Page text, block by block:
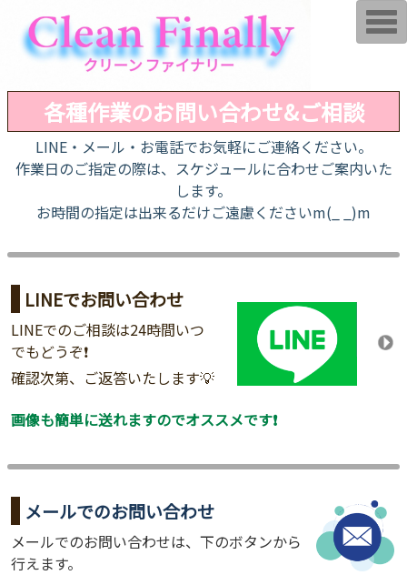
各種作業のお問い合わせ&ご相談
LINE・メール・お電話でお気軽にご連絡ください。
作業日のご指定の際は、スケジュールに合わせご案内いた
します。
お時間の指定は出来るだけご遠慮くださいm(_ _)m
LINEでお問い合わせ
LINEでのご相談は24時間いつ
でもどうぞ❗
確認次第、ご返答いたします💡
画像も簡単に送れますのでオススメです❗
メールでのお問い合わせ
メールでのお問い合わせは、下のボタンから
行えます。
T
o
g
a
t